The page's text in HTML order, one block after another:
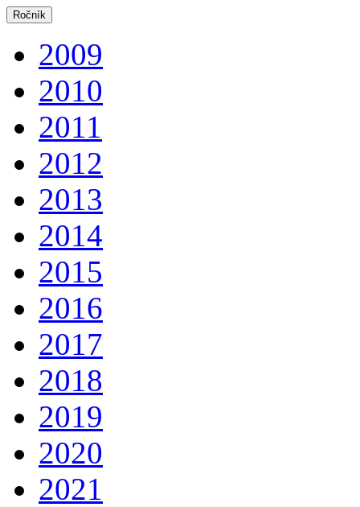
Ročník
2009
2010
2011
2012
2013
2014
2015
2016
2017
2018
2019
2020
2021